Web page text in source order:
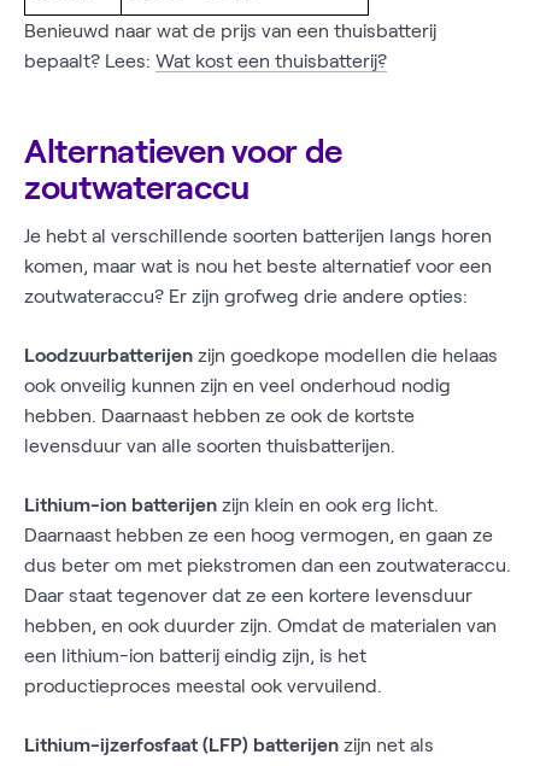
Benieuwd naar wat de prijs van een thuisbatterij
bepaalt? Lees: Wat kost een thuisbatterij?
Alternatieven voor de
zoutwateraccu
Je hebt al verschillende soorten batterijen langs horen
komen, maar wat is nou het beste alternatief voor een
zoutwateraccu? Er zijn grofweg drie andere opties:
Loodzuurbatterijen zijn goedkope modellen die helaas
ook onveilig kunnen zijn en veel onderhoud nodig
hebben. Daarnaast hebben ze ook de kortste
levensduur van alle soorten thuisbatterijen.
Lithium-ion batterijen zijn klein en ook erg licht.
Daarnaast hebben ze een hoog vermogen, en gaan ze
dus beter om met piekstromen dan een zoutwateraccu.
Daar staat tegenover dat ze een kortere levensduur
hebben, en ook duurder zijn. Omdat de materialen van
een lithium-ion batterij eindig zijn, is het
productieproces meestal ook vervuilend.
Lithium-ijzerfosfaat (LFP) batterijen zijn net als